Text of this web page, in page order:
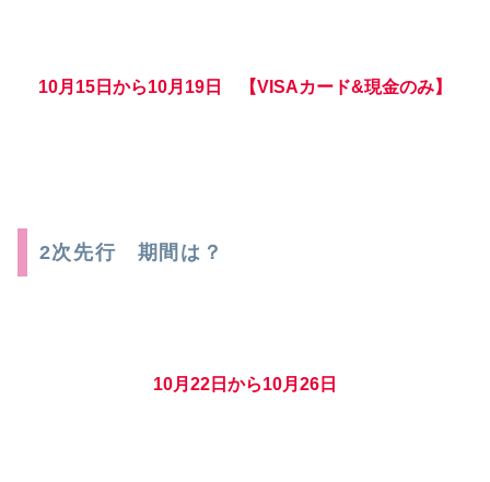
10月15日から10月19日 【VISAカード&現金のみ】
2次先行 期間は？
10月22日から10月26日